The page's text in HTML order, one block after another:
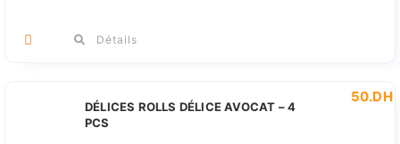
Détails
DÉLICES ROLLS DÉLICE AVOCAT – 4
PCS
50.DH